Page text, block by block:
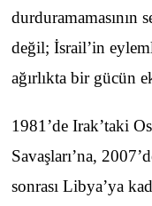
değil; İsrail’in
ağırlıkta bir gücün
1981’de Irak’taki
Savaşları’na,
sonrası Libya’ya